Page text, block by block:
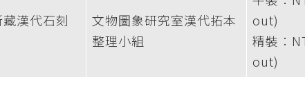
漢代石刻
文物圖象研究室漢代拓本
整理小組
out)
精裝：
out)